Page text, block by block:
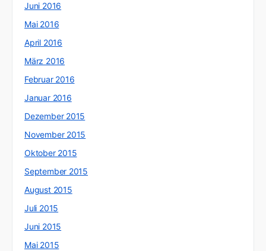
Juni 2016
Mai 2016
April 2016
März 2016
Februar 2016
Januar 2016
Dezember 2015
November 2015
Oktober 2015
September 2015
August 2015
Juli 2015
Juni 2015
Mai 2015